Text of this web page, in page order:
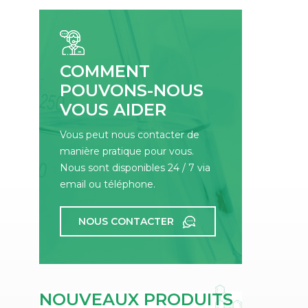
COMMENT
POUVONS-NOUS
VOUS AIDER
Vous peut nous contacter de
manière pratique pour vous.
Nous sont disponibles 24 / 7 via
email ou téléphone.
NOUS CONTACTER
NOUVEAUX PRODUITS